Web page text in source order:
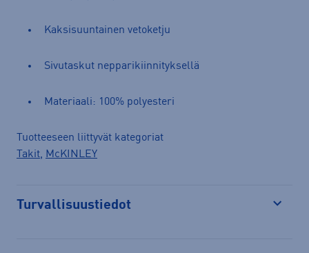
Kaksisuuntainen vetoketju
Sivutaskut nepparikiinnityksellä
Materiaali: 100% polyesteri
Tuotteeseen liittyvät kategoriat
Takit, McKINLEY
Turvallisuustiedot